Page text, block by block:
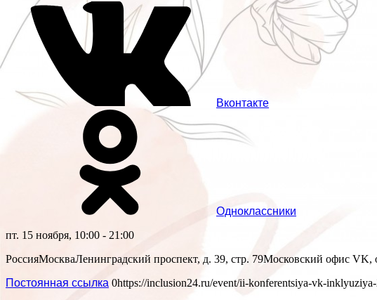
Вконтакте
Одноклассники
пт. 15 ноября, 10:00 - 21:00
РоссияМоскваЛенинградский проспект, д. 39, стр. 79Московский офис VK,
Постоянная ссылка 0https://inclusion24.ru/event/ii-konferentsiya-vk-